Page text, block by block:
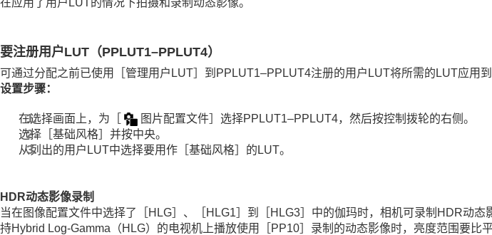
在智能手机上可用的功能
使用云服务
附录
如果遇到问题
要注册用户LUT（PPLUT1–PPLUT4）
可通过分配之前已使用 ［管理用户LUT］ 到PPLUT1–PPLUT4注册的用户LUT将所需的LUT应用到
设置步骤：
在选择画面上，为 图片配置文件］ 选择PPLUT1–PPLUT4，然后按控制拨轮的右侧。
选择 ［基础风格］ 并按中央。
从列出的用户LUT中选择要用作 ［基础风格］ 的LUT。
HDR动态影像录制
当在图像配置文件中选择了
［HLG］ 、 ［HLG1］ 到 ［HLG3］ 中的伽玛时，相机可录制HDR动态
持Hybrid Log-Gamma（HLG）的电视机上播放使用
［PP10］ 录制的动态影像时，亮度范围要比